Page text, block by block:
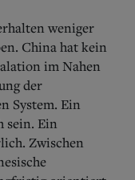
weniger
China hat kein
im Nahen
der
System. Ein
sein. Ein
Zwischen